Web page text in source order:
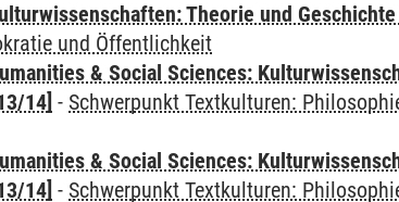
Theorie und
und Öffentlichkeit
& Social Sciences:
14] - Schwerpunkt Textkulturen:
& Social Sciences:
14] - Schwerpunkt Textkulturen: